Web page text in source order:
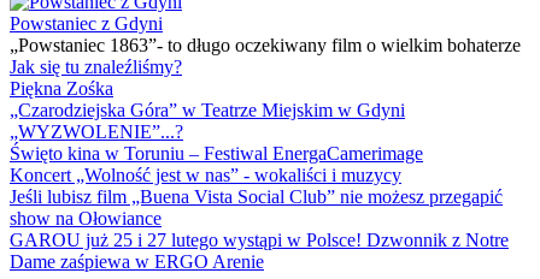
Powstaniec z Gdyni
„Powstaniec 1863”- to długo oczekiwany film o wielkim bohaterze
Jak się tu znaleźliśmy?
Piękna Zośka
„Czarodziejska Góra” w Teatrze Miejskim w Gdyni
„WYZWOLENIE”...?
Święto kina w Toruniu – Festiwal EnergaCamerimage
Koncert „Wolność jest w nas” - wokaliści i muzycy
Jeśli lubisz film „Buena Vista Social Club” nie możesz przegapić
show na Ołowiance
GAROU już 25 i 27 lutego wystąpi w Polsce! Dzwonnik z Notre
Dame zaśpiewa w ERGO Arenie